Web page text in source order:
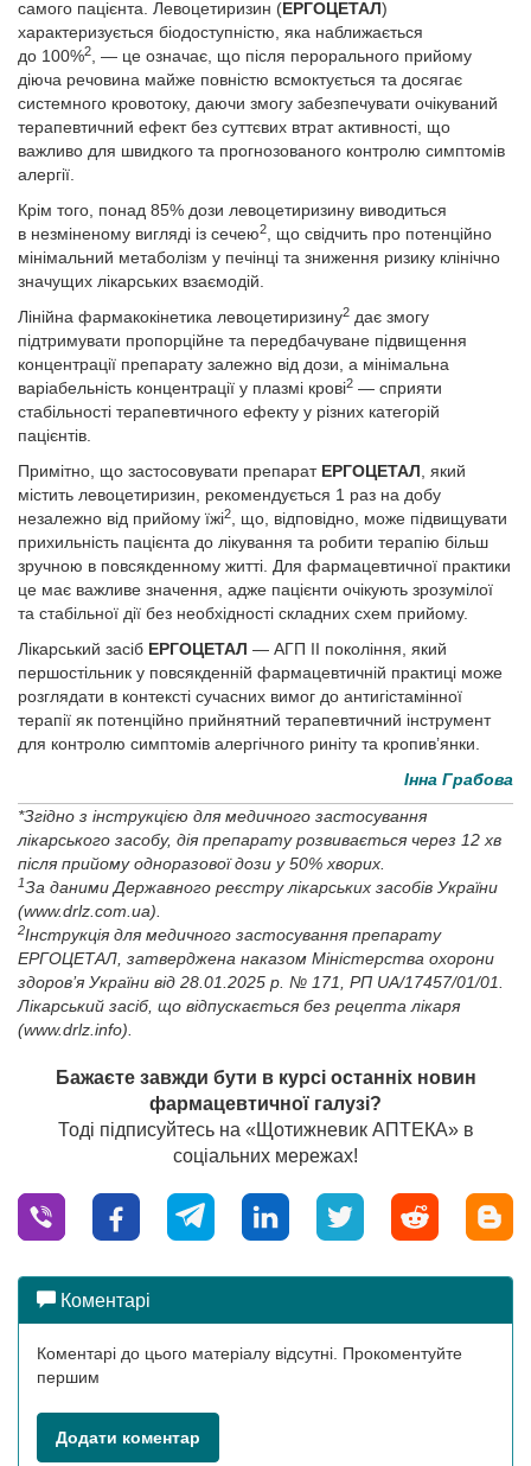
самого пацієнта. Левоцетиризин (ЕРГОЦЕТАЛ)
характеризується біодоступністю, яка наближається
до 100%2, — це означає, що після перорального прийому
діюча речовина майже пов­ністю всмоктується та досягає
системного кровотоку, даючи змогу забезпечувати очікуваний
терапевтичний ефект без суттєвих втрат активності, що
важливо для швидкого та прогнозованого контролю симптомів
алергії.
Крім того, понад 85% дози левоцетиризину виводиться
в незміненому вигляді із сечею2, що свідчить про потенційно
мінімальний метаболізм у печінці та зниження ризику клінічно
значущих лікарських взаємодій.
Лінійна фармакокінетика левоцетиризину2 дає змогу
підтримувати пропорційне та передбачуване підвищення
концентрації препарату залежно від дози, а мінімальна
варіабельність концентрації у плазмі крові2 — сприяти
стабільності терапевтичного ефекту у різних категорій
пацієнтів.
Примітно, що застосовувати препарат ЕРГОЦЕТАЛ, який
містить левоцетиризин, рекомендується 1 раз на добу
незалежно від прийому їжі2, що, відповідно, може підвищувати
прихильність пацієнта до лікування та робити терапію більш
зручною в повсякденному житті. Для фармацевтичної практики
це має важливе значення, адже пацієнти очікують зрозумілої
та стабільної дії без необхідності складних схем прийому.
Лікарський засіб ЕРГОЦЕТАЛ — АГП II покоління, який
першостільник у повсякденній фармацевтичній практиці може
розглядати в контексті сучасних вимог до антигістамінної
терапії як потенційно прийнятний терапевтичний інструмент
для контролю симптомів алергічного риніту та кропив’янки.
Інна Грабова
*Згідно з інструкцією для медичного застосування
лікарського засобу, дія препарату розвивається через 12 хв
після прийому одноразової дози у 50% хворих.
1За даними Державного реєстру лікарських засобів України
(www.drlz.com.ua).
2Інструкція для медичного застосування препарату
ЕРГОЦЕТАЛ, затверджена наказом Міністерства охорони
здоров’я України від 28.01.2025 р. № 171, РП UA/17457/01/01.
Лікарський засіб, що відпускається без рецепта лікаря
(www.drlz.info).
Бажаєте завжди бути в курсі останніх новин
фармацевтичної галузі?
Тоді підписуйтесь на «Щотижневик АПТЕКА» в
соціальних мережах!
Коментарі
Коментарі до цього матеріалу відсутні. Прокоментуйте
першим
Додати коментар